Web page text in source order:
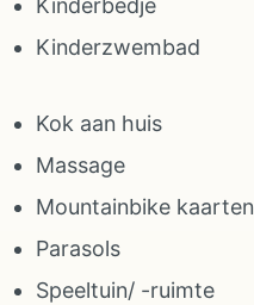
Kinderbedje
Kinderzwembad
Kok aan huis
Massage
Mountainbike kaarten
Parasols
Speeltuin/ -ruimte